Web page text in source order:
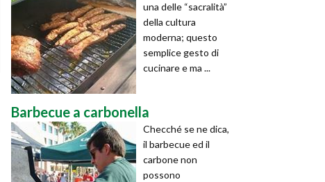
una delle “sacralità”
della cultura
moderna; questo
semplice gesto di
cucinare e ma ...
Barbecue a carbonella
Checché se ne dica,
il barbecue ed il
carbone non
possono